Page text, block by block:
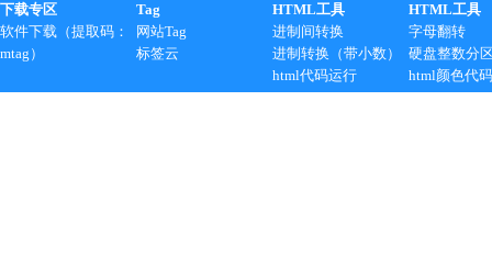
下载专区
软件下载（提取码：
mtag）
Tag
网站Tag
标签云
HTML工具
进制间转换
进制转换（带小数）
html代码运行
HTML工具
字母翻转
硬盘整数分
html颜色代码